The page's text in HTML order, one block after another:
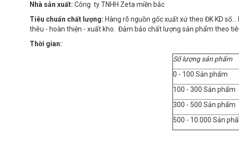
Nhà sản xuất: Công ty TNHH Zeta miền bắc
Tiêu chuẩn chất lượng: Hàng rõ nguồn gốc xuất xứ theo ĐK KD
thêu - hoàn thiện - xuất kho. Đảm bảo chất lượng sản phẩm theo
Thời gian:
Số lượng sản phẩm
0 - 100 Sản phẩm
100 - 300 Sản phẩm
300 - 500 Sản phẩm
500 - 10.000 Sản